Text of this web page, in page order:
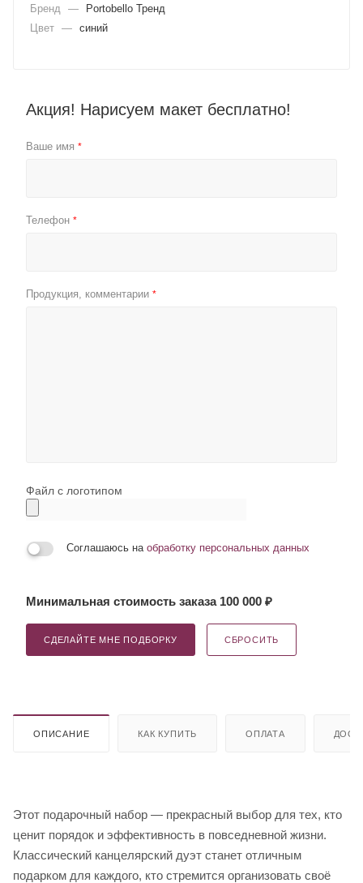
Бренд
—
Portobello Тренд
Цвет — синий
Акция! Нарисуем макет бесплатно!
Ваше имя *
Телефон *
Продукция, комментарии *
Файл с логотипом
Соглашаюсь на обработку персональных данных
Минимальная стоимость заказа 100 000 ₽
СДЕЛАЙТЕ МНЕ ПОДБОРКУ СБРОСИТЬ
ОПИСАНИЕ КАК КУПИТЬ ОПЛАТА
Этот подарочный набор — прекрасный выбор для тех, кто
ценит порядок и эффективность в повседневной жизни.
Классический канцелярский дуэт станет отличным
подарком для каждого, кто стремится организовать своё